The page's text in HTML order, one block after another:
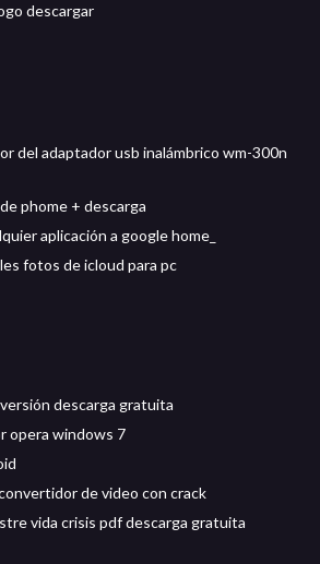
descargar
del adaptador usb inalámbrico wm-300n
phome + descarga
aplicación a google home_
fotos de icloud para pc
descarga gratuita
opera windows 7
de video con crack
vida crisis pdf descarga gratuita